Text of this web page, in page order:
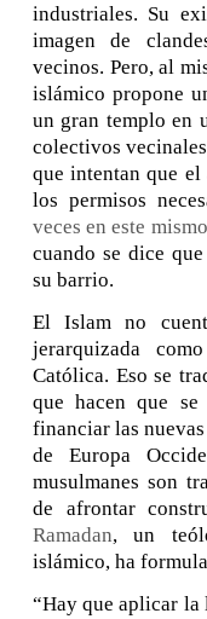
industriales. Su
imagen de
vecinos. Pero, al
islámico propone
un gran templo en
colectivos
que intentan que
los permisos
veces en este
cuando se dice
su barrio.
El Islam no
jerarquizada
Católica. Eso se
que hacen que
financiar las
de Europa
musulmanes son
de afrontar
Ramadan, un
islámico, ha
“Hay que aplicar